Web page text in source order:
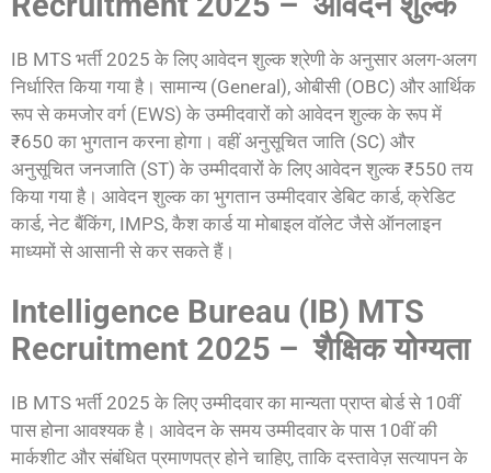
IB MTS भर्ती 2025 के लिए आवेदन शुल्क श्रेणी के अनुसार अलग-अलग
निर्धारित किया गया है। सामान्य (General), ओबीसी (OBC) और आर्थिक
रूप से कमजोर वर्ग (EWS) के उम्मीदवारों को आवेदन शुल्क के रूप में
₹650 का भुगतान करना होगा। वहीं अनुसूचित जाति (SC) और
अनुसूचित जनजाति (ST) के उम्मीदवारों के लिए आवेदन शुल्क ₹550 तय
किया गया है। आवेदन शुल्क का भुगतान उम्मीदवार डेबिट कार्ड, क्रेडिट
कार्ड, नेट बैंकिंग, IMPS, कैश कार्ड या मोबाइल वॉलेट जैसे ऑनलाइन
माध्यमों से आसानी से कर सकते हैं।
Intelligence Bureau (IB) MTS
Recruitment 2025 – शैक्षिक योग्यता
IB MTS भर्ती 2025 के लिए उम्मीदवार का मान्यता प्राप्त बोर्ड से 10वीं
पास होना आवश्यक है। आवेदन के समय उम्मीदवार के पास 10वीं की
मार्कशीट और संबंधित प्रमाणपत्र होने चाहिए, ताकि दस्तावेज़ सत्यापन के